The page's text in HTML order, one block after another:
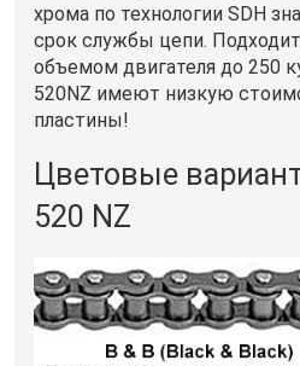
хрома по технологии SDH
срок службы цепи.
объемом двигателя до 250
520NZ имеют низкую
пластины!
Цветовые
520 NZ